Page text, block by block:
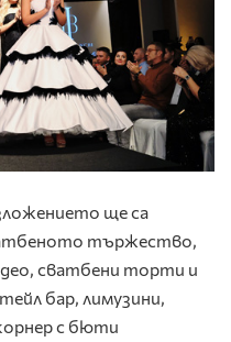
ще са
тържество,
сватбени торти и
бар, лимузини,
с бюти